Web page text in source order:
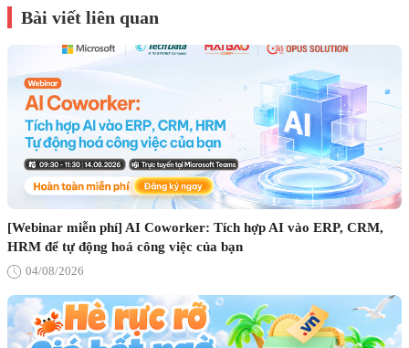
Bài viết liên quan
[Webinar miễn phí] AI Coworker: Tích hợp AI vào ERP, CRM,
HRM để tự động hoá công việc của bạn
04/08/2026